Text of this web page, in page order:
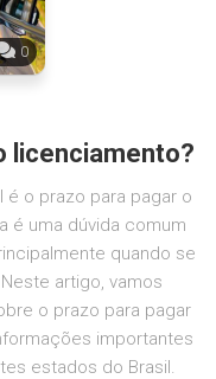
0
licenciamento?
o prazo para pagar o
é uma dúvida comum
quando se
artigo, vamos
o prazo para pagar
importantes
estados do Brasil.